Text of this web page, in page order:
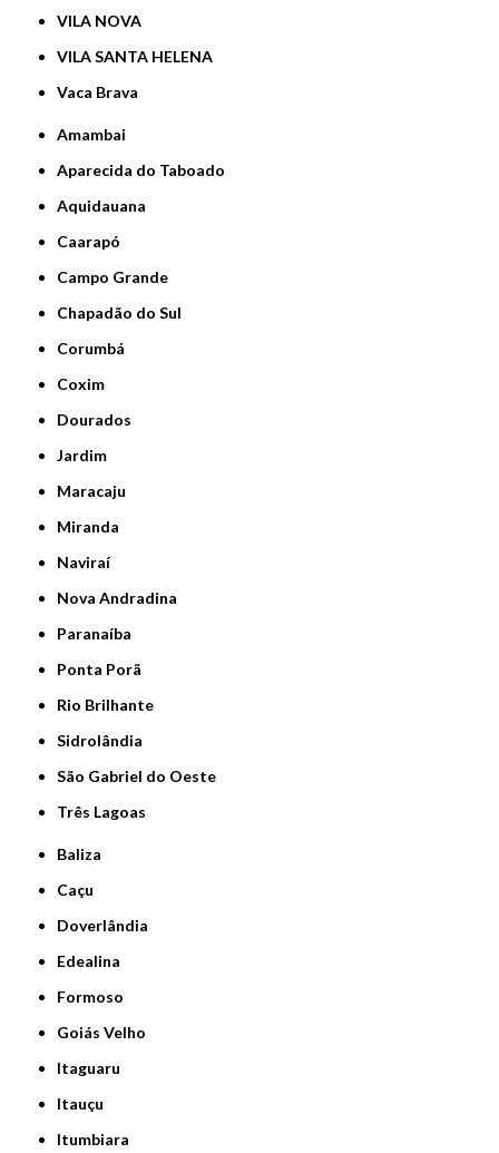
VILA NOVA
VILA SANTA HELENA
Vaca Brava
Amambai
Aparecida do Taboado
Aquidauana
Caarapó
Campo Grande
Chapadão do Sul
Corumbá
Coxim
Dourados
Jardim
Maracaju
Miranda
Naviraí
Nova Andradina
Paranaíba
Ponta Porã
Rio Brilhante
Sidrolândia
São Gabriel do Oeste
Três Lagoas
Baliza
Caçu
Doverlândia
Edealina
Formoso
Goiás Velho
Itaguaru
Itauçu
Itumbiara